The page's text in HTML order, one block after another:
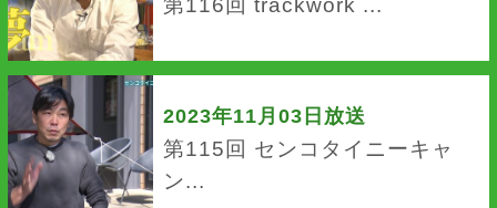
2023年11月03日放送
第115回 センコタイニーキャ
ン...